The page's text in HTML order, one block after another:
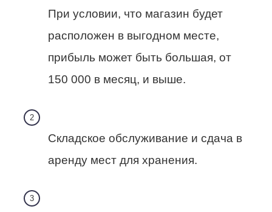
При условии, что магазин будет
расположен в выгодном месте,
прибыль может быть большая, от
150 000 в месяц, и выше.
Складское обслуживание и сдача в
аренду мест для хранения.